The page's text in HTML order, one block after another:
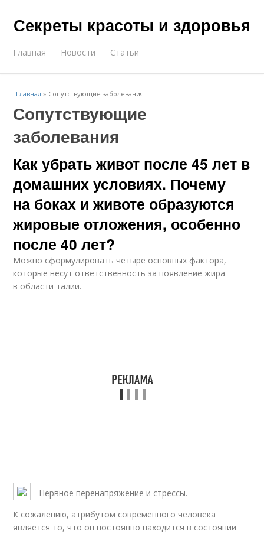
Секреты красоты и здоровья
Главная Новости Статьи
Главная » Сопутствующие заболевания
Сопутствующие
заболевания
Как убрать живот после 45 лет в
домашних условиях. Почему
на боках и животе образуются
жировые отложения, особенно
после 40 лет?
Можно сформулировать четыре основных фактора,
которые несут ответственность за появление жира
в области талии.
Нервное перенапряжение и стрессы.
К сожалению, атрибутом современного человека
является то, что он постоянно находится в состоянии